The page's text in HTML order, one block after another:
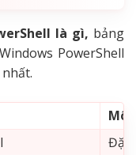
là gì, bảng
PowerShell
Mô
Đặt